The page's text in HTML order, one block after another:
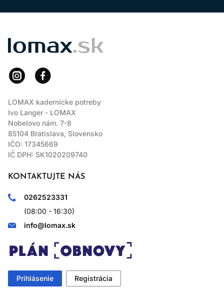
LOMAX
LOMAX kadernícke potreby
Ivo Langer - LOMAX
Nobelovo nám. 7-8
85104 Bratislava, Slovensko
IČO: 17345669
IČ DPH: SK1020209740
KONTAKTUJTE NÁS
0262523331
(08:00 - 16:30)
info@lomax.sk
Prihlásenie Registrácia